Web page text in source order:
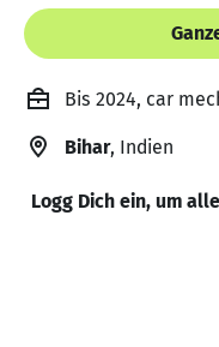
Bis 2024, car
Bihar, Indien
Logg Dich ein, um